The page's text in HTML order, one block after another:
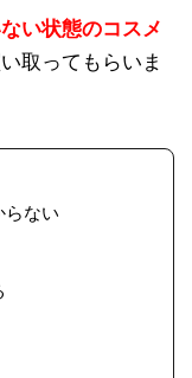
い状態のコスメ
取ってもらいま
らない